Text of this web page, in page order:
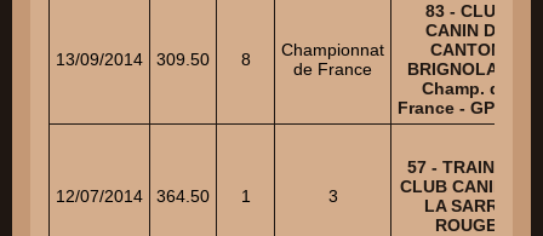
13/09/2014 309.50 8
Championnat
de France
83 - CLUB
CANIN DU
CANTON
BRIGNOLAIS -
Champ. de
France - GP SCC
12/07/2014 364.50 1 3
57 - TRAINING
CLUB CANIN DE
LA SARRE
ROUGE